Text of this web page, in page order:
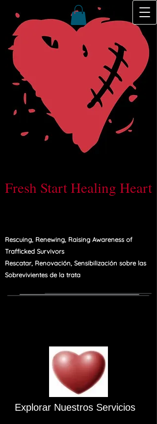
Fresh Start Healing Heart
Rescuing, Renewing, Raising Awareness of
Trafficked Survivors
Rescatar, Renovación, Sensibilización sobre las
Sobrevivientes de la trata
Explorar Nuestros Servicios